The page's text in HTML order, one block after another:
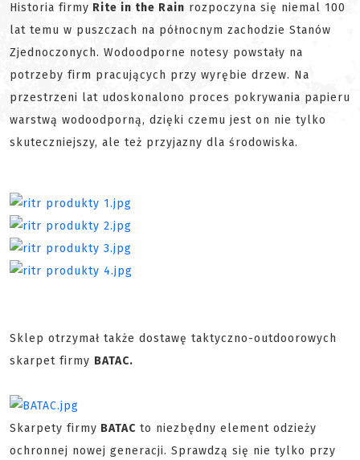
Historia firmy Rite in the Rain rozpoczyna się niemal 100
lat temu w puszczach na północnym zachodzie Stanów
Zjednoczonych. Wodoodporne notesy powstały na
potrzeby firm pracujących przy wyrębie drzew. Na
przestrzeni lat udoskonalono proces pokrywania papieru
warstwą wodoodporną, dzięki czemu jest on nie tylko
skuteczniejszy, ale też przyjazny dla środowiska.
Sklep otrzymał także dostawę taktyczno-outdoorowych
skarpet firmy BATAC.
Skarpety firmy BATAC to niezbędny element odzieży
ochronnej nowej generacji. Sprawdzą się nie tylko przy